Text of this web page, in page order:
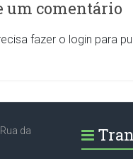
um comentário
fazer o login para
da